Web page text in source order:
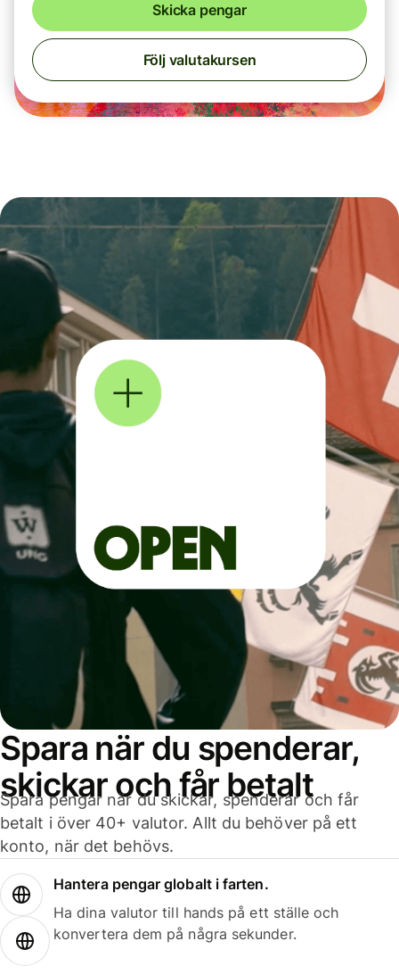
Skicka pengar
Följ valutakursen
Spara när du spenderar,
skickar och får betalt
Spara pengar när du skickar, spenderar och får
betalt i över 40+ valutor. Allt du behöver på ett
konto, när det behövs.
Hantera pengar globalt i farten.
Ha dina valutor till hands på ett ställe och
konvertera dem på några sekunder.